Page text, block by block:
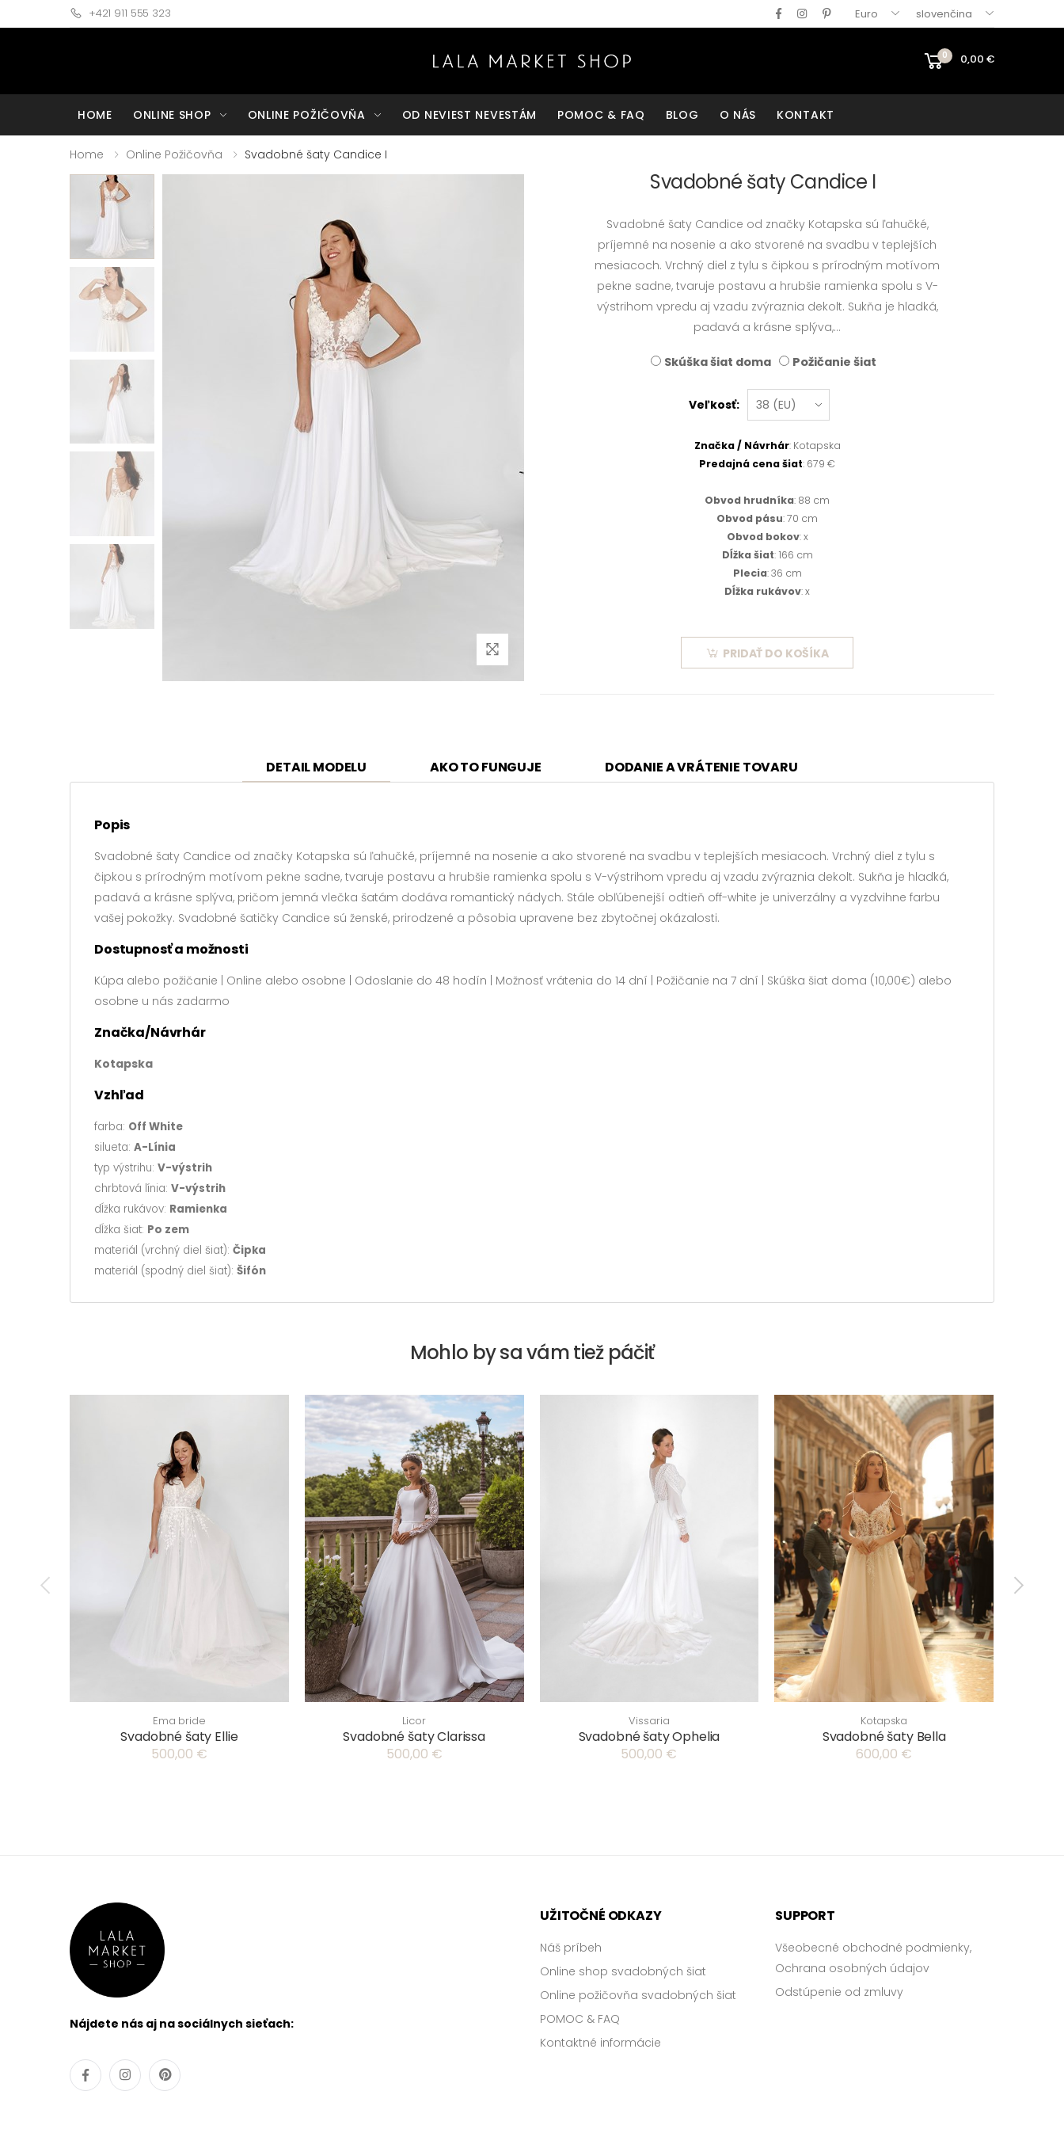
+421 911 555 323 Euro slovenčina
0 0,00 €
HOME ONLINE SHOP ONLINE POŽIČOVŇA OD NEVIEST NEVESTÁM POMOC & FAQ BLOG O NÁS KONTAKT
Home Online Požičovňa Svadobné šaty Candice I
Svadobné šaty Candice I
Svadobné šaty Candice od značky Kotapska sú ľahučké,
príjemné na nosenie a ako stvorené na svadbu v teplejších
mesiacoch. Vrchný diel z tylu s čipkou s prírodným motívom
pekne sadne, tvaruje postavu a hrubšie ramienka spolu s V-
výstrihom vpredu aj vzadu zvýraznia dekolt. Sukňa je hladká,
padavá a krásne splýva,...
Skúška šiat doma Požičanie šiat
Veľkosť:
Značka / Návrhár: Kotapska
Predajná cena šiat: 679 €
Obvod hrudníka: 88 cm
Obvod pásu: 70 cm
Obvod bokov: x
Dĺžka šiat: 166 cm
Plecia: 36 cm
Dĺžka rukávov: x
PRIDAŤ DO KOŠÍKA
DETAIL MODELU AKO TO FUNGUJE DODANIE A VRÁTENIE TOVARU
Popis
Svadobné šaty Candice od značky Kotapska sú ľahučké, príjemné na nosenie a ako stvorené na svadbu v teplejších mesiacoch. Vrchný diel z tylu s
čipkou s prírodným motívom pekne sadne, tvaruje postavu a hrubšie ramienka spolu s V-výstrihom vpredu aj vzadu zvýraznia dekolt. Sukňa je hladká,
padavá a krásne splýva, pričom jemná vlečka šatám dodáva romantický nádych. Stále obľúbenejší odtieň off-white je univerzálny a vyzdvihne farbu
vašej pokožky. Svadobné šatičky Candice sú ženské, prirodzené a pôsobia upravene bez zbytočnej okázalosti.
Dostupnosť a možnosti
Kúpa alebo požičanie | Online alebo osobne | Odoslanie do 48 hodín | Možnosť vrátenia do 14 dní | Požičanie na 7 dní | Skúška šiat doma (10,00€) alebo
osobne u nás zadarmo
Značka/Návrhár
Kotapska
Vzhľad
farba: Off White
silueta: A-Línia
typ výstrihu: V-výstrih
chrbtová línia: V-výstrih
dĺžka rukávov: Ramienka
dĺžka šiat: Po zem
materiál (vrchný diel šiat): Čipka
materiál (spodný diel šiat): Šifón
Mohlo by sa vám tiež páčiť
Ema bride
Svadobné šaty Ellie
500,00 €
Licor
Svadobné šaty Clarissa
500,00 €
Vissaria
Svadobné šaty Ophelia
500,00 €
Kotapska
Svadobné šaty Bella
600,00 €
Nájdete nás aj na sociálnych sieťach:
UŽITOČNÉ ODKAZY
Náš príbeh
Online shop svadobných šiat
Online požičovňa svadobných šiat
POMOC & FAQ
Kontaktné informácie
SUPPORT
Všeobecné obchodné podmienky,
Ochrana osobných údajov
Odstúpenie od zmluvy